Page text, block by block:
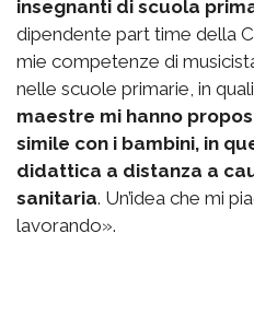
insegnanti di scuola
dipendente part time della
mie competenze di
nelle scuole primarie, in
maestre mi hanno
simile con i bambini, in
didattica a distanza a
sanitaria. Un’idea che mi
lavorando».